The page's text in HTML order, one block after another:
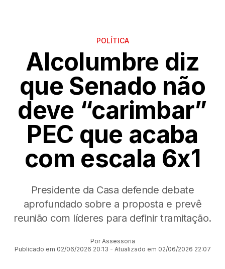
POLÍTICA
Alcolumbre diz
que Senado não
deve “carimbar”
PEC que acaba
com escala 6x1
Presidente da Casa defende debate
aprofundado sobre a proposta e prevê
reunião com líderes para definir tramitação.
Por Assessoria
Publicado em 02/06/2026 20:13 - Atualizado em 02/06/2026 22:07